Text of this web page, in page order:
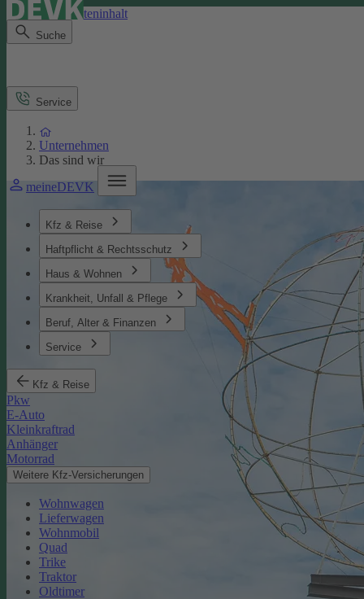
Direkt zum Seiteninhalt
Suche
meineDEVK
Kfz & Reise
Haftpflicht & Rechtsschutz
Haus & Wohnen
Krankheit, Unfall & Pflege
Beruf, Alter & Finanzen
Service
Kfz & Reise
Pkw
E-Auto
Kleinkraftrad
Anhänger
Motorrad
Weitere Kfz-Versicherungen
Wohnwagen
Lieferwagen
Wohnmobil
Quad
Trike
Traktor
Oldtimer
Service
Unternehmen
Das sind wir